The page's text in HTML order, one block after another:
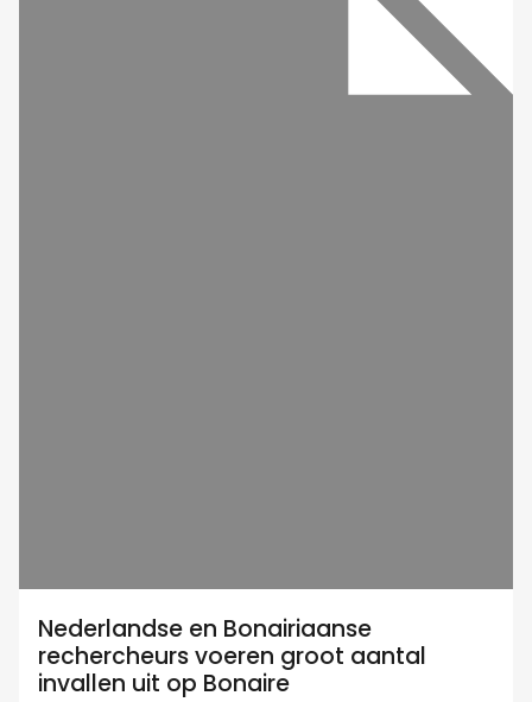
Nederlandse en Bonairiaanse
rechercheurs voeren groot aantal
invallen uit op Bonaire